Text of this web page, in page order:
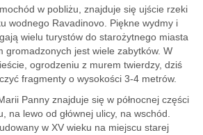
w pobliżu, znajduje się ujście rzeki
wodnego Ravadinovo. Piękne wydmy i
wielu turystów do starożytnego miasta
gromadzonych jest wiele zabytków. W
ogrodzeniu z murem twierdzy, dziś
fragmenty o wysokości 3-4 metrów.
Panny znajduje się w północnej części
na lewo od głównej ulicy, na wschód.
w XV wieku na miejscu starej